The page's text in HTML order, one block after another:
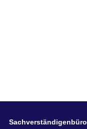
Sachverständigenbüro